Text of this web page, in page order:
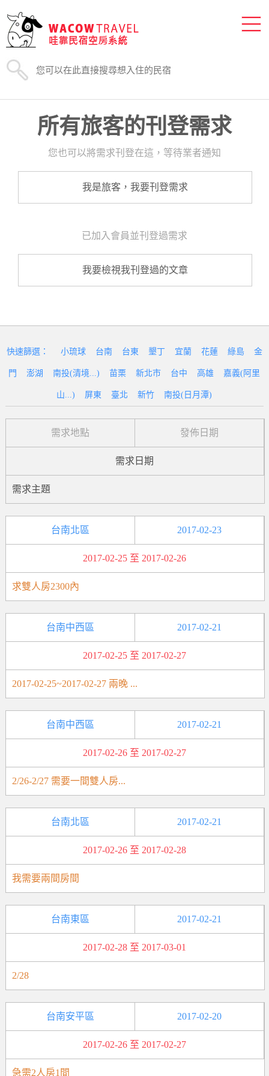
所有旅客的刊登需求
您也可以將需求刊登在這，等待業者通知
我是旅客，我要刊登需求
已加入會員並刊登過需求
我要檢視我刊登過的文章
快速篩選： 小琉球 台南 台東 墾丁 宜蘭 花蓮 綠島 金
門 澎湖 南投(清境...) 苗栗 新北市 台中 高雄 嘉義(阿里
山...) 屏東 臺北 新竹 南投(日月潭)
需求地點 發佈日期
需求日期
需求主題
台南北區 2017-02-23
2017-02-25 至 2017-02-26
求雙人房2300內
台南中西區 2017-02-21
2017-02-25 至 2017-02-27
2017-02-25~2017-02-27 兩晚 ...
台南中西區 2017-02-21
2017-02-26 至 2017-02-27
2/26-2/27 需要一間雙人房...
台南北區 2017-02-21
2017-02-26 至 2017-02-28
我需要兩間房間
台南東區 2017-02-21
2017-02-28 至 2017-03-01
2/28
台南安平區 2017-02-20
2017-02-26 至 2017-02-27
急需2人房1間